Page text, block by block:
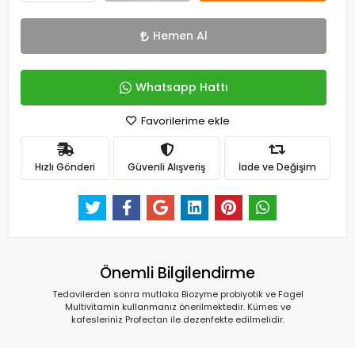
Hemen Al
Whatsapp Hattı
Favorilerime ekle
Hızlı Gönderi Güvenli Alışveriş İade ve Değişim
Önemli Bilgilendirme
Tedavilerden sonra mutlaka Biozyme probiyotik ve Fagel
Multivitamin kullanmanız önerilmektedir. Kümes ve
kafesleriniz Profectan ile dezenfekte edilmelidir.